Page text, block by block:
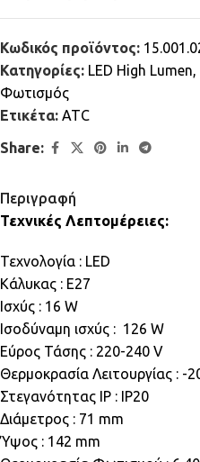
Κωδικός προϊόντος:
Κατηγορίες: LED High Lumen,
Φωτισμός
Ετικέτα: ATC
Share:
Περιγραφή
Τεχνικές Λεπτομέρειες:
Τεχνολογία : LED
Κάλυκας : E27
Ισχύς : 16 W
Ισοδύναμη ισχύς : 126 W
Εύρος Τάσης : 220-240 V
Θερμοκρασία Λειτουργίας : -
Στεγανότητας IP : IP20
Διάμετρος : 71 mm
Ύψος : 142 mm